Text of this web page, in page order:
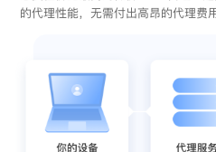
的代理性能，无需付出高昂的代理费用